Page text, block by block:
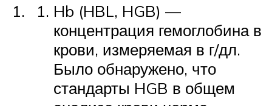
Hb (HBL, HGB) —
концентрация гемоглобина в
крови, измеряемая в г/дл.
Было обнаружено, что
стандарты HGB в общем